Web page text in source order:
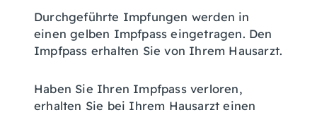
Durchgeführte Impfungen werden in
einen gelben Impfpass eingetragen. Den
Impfpass erhalten Sie von Ihrem Hausarzt.
Haben Sie Ihren Impfpass verloren,
erhalten Sie bei Ihrem Hausarzt einen